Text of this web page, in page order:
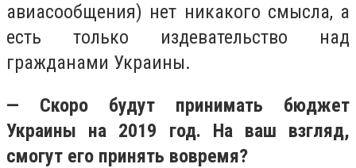
авиасообщения) нет никакого смысла, а
есть только издевательство над
гражданами Украины.
— Скоро будут принимать бюджет
Украины на 2019 год. На ваш взгляд,
смогут его принять вовремя?